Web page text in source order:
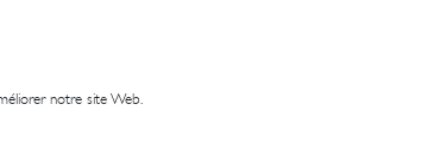
notre site Web.